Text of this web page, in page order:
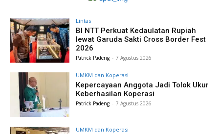
Lintas
BI NTT Perkuat Kedaulatan Rupiah
lewat Garuda Sakti Cross Border Fest
2026
Patrick Padeng - 7 Agustus 2026
UMKM dan Koperasi
Kepercayaan Anggota Jadi Tolok Ukur
Keberhasilan Koperasi
Patrick Padeng - 7 Agustus 2026
UMKM dan Koperasi